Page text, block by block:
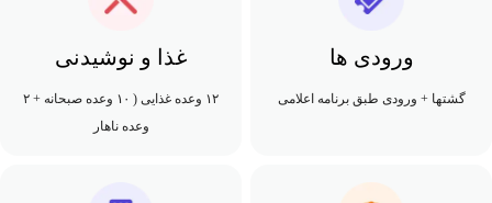
ورودی ها
گشتها + ورودی طبق برنامه اعلامی
غذا و نوشیدنی
۱۲ وعده غذایی ( ۱۰ وعده صبحانه + ۲
وعده ناهار